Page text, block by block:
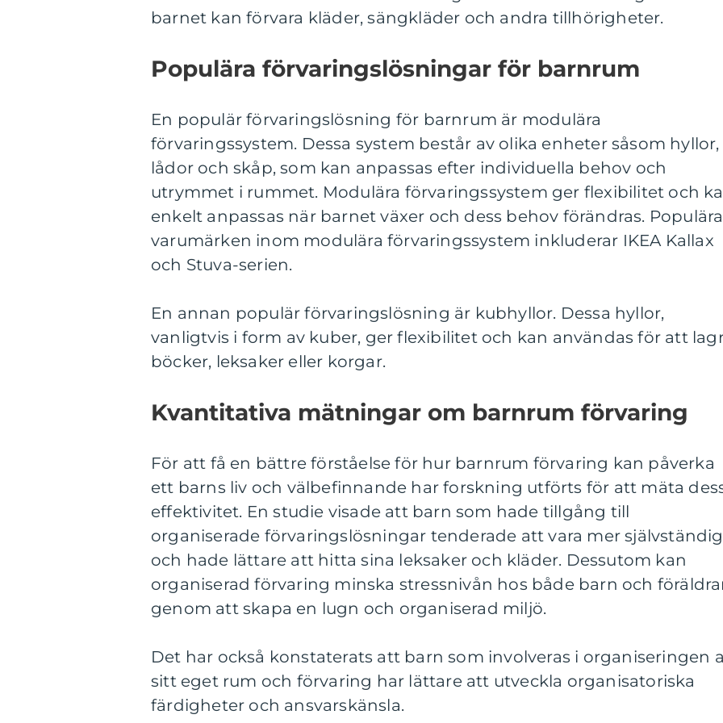
barnet kan förvara kläder, sängkläder och andra tillhörigheter.
Populära förvaringslösningar för barnrum
En populär förvaringslösning för barnrum är modulära
förvaringssystem. Dessa system består av olika enheter såsom hyllor,
lådor och skåp, som kan anpassas efter individuella behov och
utrymmet i rummet. Modulära förvaringssystem ger flexibilitet och
enkelt anpassas när barnet växer och dess behov förändras. Populära
varumärken inom modulära förvaringssystem inkluderar IKEA Kallax
och Stuva-serien.
En annan populär förvaringslösning är kubhyllor. Dessa hyllor,
vanligtvis i form av kuber, ger flexibilitet och kan användas för att
böcker, leksaker eller korgar.
Kvantitativa mätningar om barnrum förvaring
För att få en bättre förståelse för hur barnrum förvaring kan påverka
ett barns liv och välbefinnande har forskning utförts för att mäta
effektivitet. En studie visade att barn som hade tillgång till
organiserade förvaringslösningar tenderade att vara mer
och hade lättare att hitta sina leksaker och kläder. Dessutom kan
organiserad förvaring minska stressnivån hos både barn och
genom att skapa en lugn och organiserad miljö.
Det har också konstaterats att barn som involveras i organiseringen
sitt eget rum och förvaring har lättare att utveckla organisatoriska
färdigheter och ansvarskänsla.